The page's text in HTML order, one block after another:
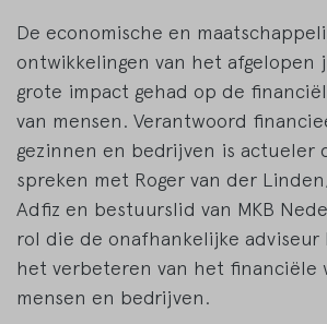
De economische en
ontwikkelingen van het afgelopen
grote impact gehad op de
van mensen. Verantwoord
gezinnen en bedrijven is actueler
spreken met Roger van der
Adfiz en bestuurslid van MKB
rol die de onafhankelijke adviseur
het verbeteren van het financiële
mensen en bedrijven.